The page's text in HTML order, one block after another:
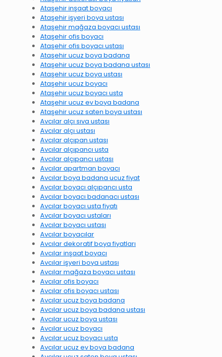
Ataşehir inşaat boyacı
Ataşehir işyeri boya ustası
Ataşehir mağaza boyacı ustası
Ataşehir ofis boyacı
Ataşehir ofis boyacı ustası
Ataşehir ucuz boya badana
Ataşehir ucuz boya badana ustası
Ataşehir ucuz boya ustası
Ataşehir ucuz boyacı
Ataşehir ucuz boyacı usta
Ataşehir ucuz ev boya badana
Ataşehir ucuz saten boya ustası
Avcılar alçı sıva ustası
Avcılar alçı ustası
Avcılar alçıpan ustası
Avcılar alçıpancı usta
Avcılar alçıpancı ustası
Avcılar apartman boyacı
Avcılar boya badana ucuz fiyat
Avcılar boyacı alçıpancı usta
Avcılar boyacı badanacı ustası
Avcılar boyacı usta fiyatı
Avcılar boyacı ustaları
Avcılar boyacı ustası
Avcılar boyacılar
Avcılar dekoratif boya fiyatları
Avcılar inşaat boyacı
Avcılar işyeri boya ustası
Avcılar mağaza boyacı ustası
Avcılar ofis boyacı
Avcılar ofis boyacı ustası
Avcılar ucuz boya badana
Avcılar ucuz boya badana ustası
Avcılar ucuz boya ustası
Avcılar ucuz boyacı
Avcılar ucuz boyacı usta
Avcılar ucuz ev boya badana